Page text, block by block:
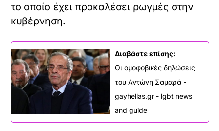
το οποίο έχει προκαλέσει ρωγμές στην
κυβέρνηση.
Διαβάστε επίσης:
Οι ομοφοβικές δηλώσεις
του Αντώνη Σαμαρά -
gayhellas.gr - lgbt news
and guide